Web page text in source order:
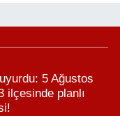
5 Ağustos
ilçesinde planlı